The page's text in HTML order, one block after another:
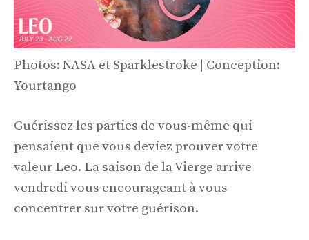
Photos: NASA et Sparklestroke | Conception:
Yourtango
Guérissez les parties de vous-même qui
pensaient que vous deviez prouver votre
valeur Leo. La saison de la Vierge arrive
vendredi vous encourageant à vous
concentrer sur votre guérison.